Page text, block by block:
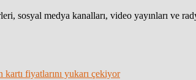
sosyal medya kanalları, video yayınları ve